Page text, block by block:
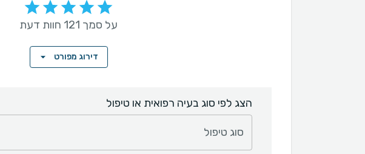
על סמך 121 חוות דעת
דירוג מפורט
הצג לפי סוג בעיה רפואית או טיפול
סוג טיפול